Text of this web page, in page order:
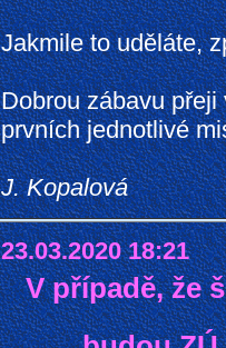
Jakmile to uděláte,
Dobrou zábavu
prvních jednotlivé
J. Kopalová
23.03.2020 18:21
V případě, že